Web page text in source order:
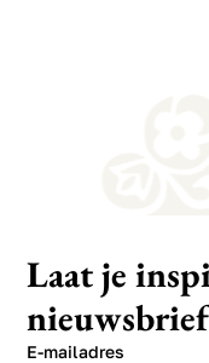
Laat je
E-mailadres